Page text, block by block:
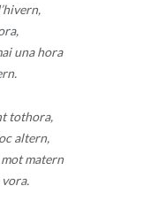
una hora
tothora,
altern,
matern
vora.